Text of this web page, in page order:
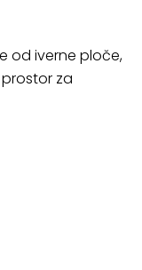
od iverne ploče,
za